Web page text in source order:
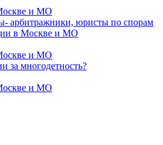
и МО
арбитражники, юристы по спорам
в Москве и МО
и МО
за многодетность?
и МО